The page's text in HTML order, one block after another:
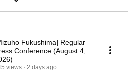
Fukushima] Regular
Conference (August 4,
views 2 days ago